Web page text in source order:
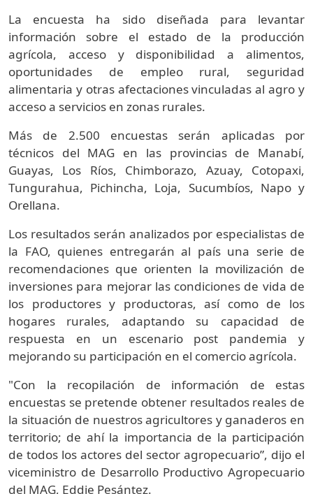
La encuesta ha sido diseñada para levantar
información sobre el estado de la producción
agrícola, acceso y disponibilidad a alimentos,
oportunidades de empleo rural, seguridad
alimentaria y otras afectaciones vinculadas al agro y
acceso a servicios en zonas rurales.
Más de 2.500 encuestas serán aplicadas por
técnicos del MAG en las provincias de Manabí,
Guayas, Los Ríos, Chimborazo, Azuay, Cotopaxi,
Tungurahua, Pichincha, Loja, Sucumbíos, Napo y
Orellana.
Los resultados serán analizados por especialistas de
la FAO, quienes entregarán al país una serie de
recomendaciones que orienten la movilización de
inversiones para mejorar las condiciones de vida de
los productores y productoras, así como de los
hogares rurales, adaptando su capacidad de
respuesta en un escenario post pandemia y
mejorando su participación en el comercio agrícola.
"Con la recopilación de información de estas
encuestas se pretende obtener resultados reales de
la situación de nuestros agricultores y ganaderos en
territorio; de ahí la importancia de la participación
de todos los actores del sector agropecuario”, dijo el
viceministro de Desarrollo Productivo Agropecuario
del MAG, Eddie Pesántez.